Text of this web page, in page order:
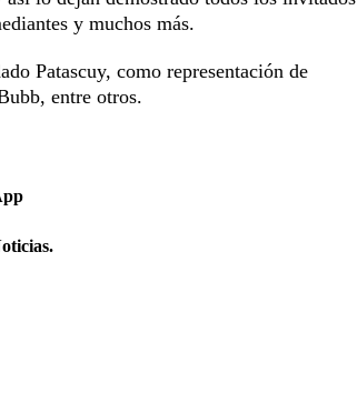
y muchos más.
Patascuy, como representación de
entre otros.